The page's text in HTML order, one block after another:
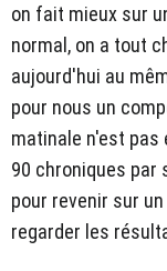
on fait mieux sur
normal, on a tout
aujourd'hui au
pour nous un
matinale n'est pas
90 chroniques par
pour revenir sur
regarder les